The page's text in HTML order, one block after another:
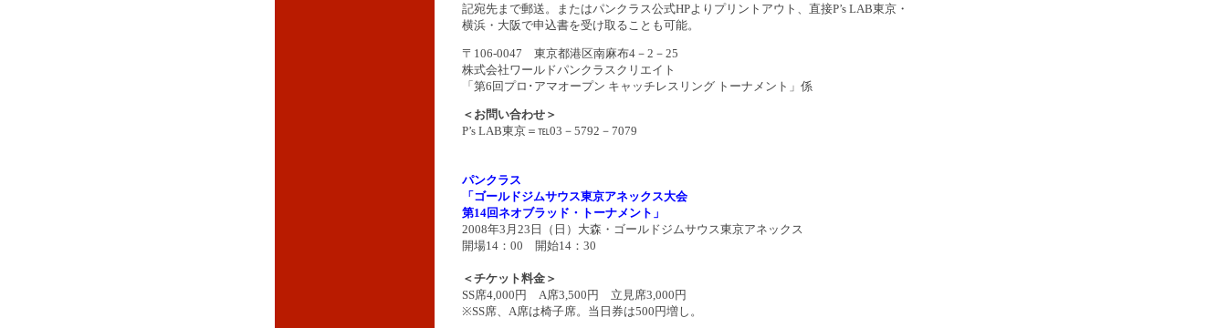
記宛先まで郵送。またはパンクラス公式HPよりプリントアウト、直接P’s LAB東京・
横浜・大阪で申込書を受け取ることも可能。
〒106-0047 東京都港区南麻布4－2－25
株式会社ワールドパンクラスクリエイト
「第6回プロ･アマオープン キャッチレスリング トーナメント」係
＜お問い合わせ＞
P’s LAB東京＝℡03－5792－7079
パンクラス
「ゴールドジムサウス東京アネックス大会
第14回ネオブラッド・トーナメント」
2008年3月23日（日）大森・ゴールドジムサウス東京アネックス
開場14：00 開始14：30
＜チケット料金＞
SS席4,000円 A席3,500円 立見席3,000円
※SS席、A席は椅子席。当日券は500円増し。